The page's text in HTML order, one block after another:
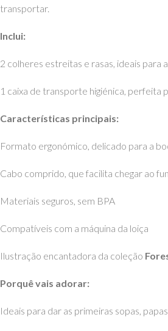
transportar.
Inclui:
2 colheres estreitas e rasas, ideais para
1 caixa de transporte higiénica, perfeita
Características principais:
Formato ergonómico, delicado para a
Cabo comprido, que facilita chegar ao
Materiais seguros, sem BPA
Compatíveis com a máquina da loiça
Ilustração encantadora da coleção
Porquê vais adorar:
Ideais para dar as primeiras sopas,